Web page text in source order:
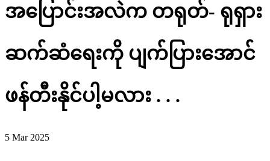
အပြောင်းအလဲက တရုတ်- ရုရှား
ဆက်ဆံရေးကို ပျက်ပြားအောင်
ဖန်တီးနိုင်ပါ့မလား . . .
5 Mar 2025